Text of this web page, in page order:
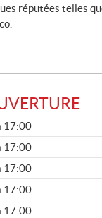
réputées telles
17:00
17:00
17:00
17:00
17:00